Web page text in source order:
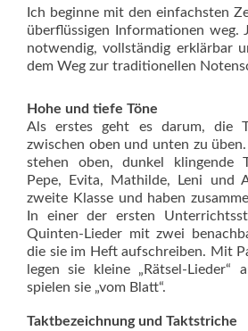
Ich beginne mit den einfachsten
überflüssigen Informationen weg.
notwendig, vollständig erklärbar
dem Weg zur traditionellen
Hohe und tiefe Töne
Als erstes geht es darum, die
zwischen oben und unten zu
stehen oben, dunkel klingende
Pepe, Evita, Mathilde, Leni und
zweite Klasse und haben
In einer der ersten
Quinten-Lieder mit zwei
die sie im Heft aufschreiben. Mit
legen sie kleine „Rätsel-Lieder“
spielen sie „vom Blatt“.
Taktbezeichnung und Taktstriche